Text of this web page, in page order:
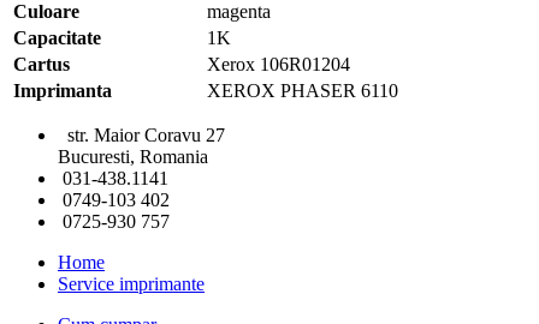
Culoare
magenta
Capacitate
1K
Cartus
Xerox 106R01204
Imprimanta
XEROX PHASER 6110
str. Maior Coravu 27
Bucuresti, Romania
031-438.1141
0749-103 402
0725-930 757
Home
Service imprimante